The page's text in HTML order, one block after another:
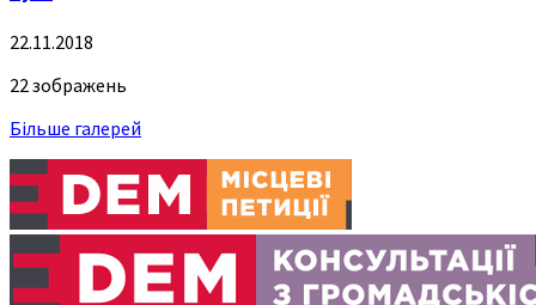
22.11.2018
22 зображень
Більше галерей